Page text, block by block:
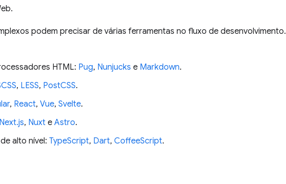
podem precisar de várias ferramentas no fluxo de desenvolvimento.
HTML: Pug, Nunjucks e Markdown.
, LESS, PostCSS.
, React, Vue, Svelte.
Next.js, Nuxt e Astro.
alto nível: TypeScript, Dart, CoffeeScript.